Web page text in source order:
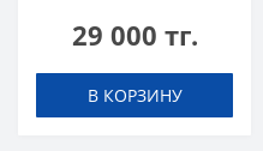
Мороженое
29 000 тг.
В КОРЗИНУ